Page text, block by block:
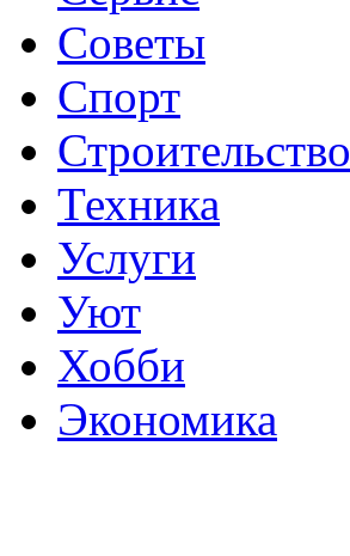
Советы
Спорт
Строительство
Техника
Услуги
Уют
Хобби
Экономика